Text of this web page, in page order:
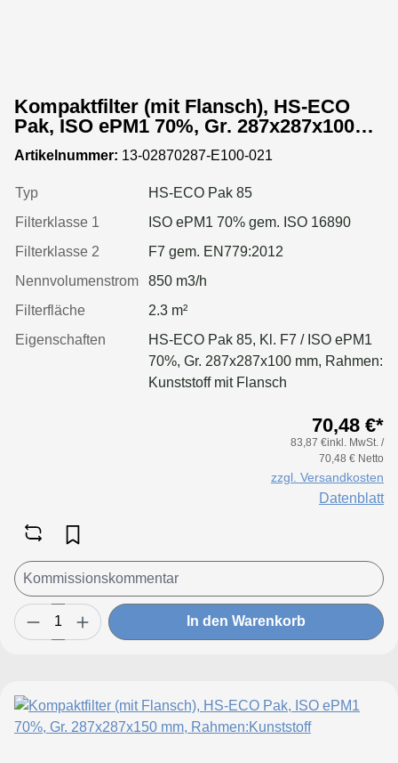
Kompaktfilter (mit Flansch), HS-ECO
Pak, ISO ePM1 70%, Gr. 287x287x100
mm, Rahmen:Kunststoff
Artikelnummer: 13-02870287-E100-021
Typ
HS-ECO Pak 85
Filterklasse 1
ISO ePM1 70% gem. ISO 16890
Filterklasse 2
F7 gem. EN779:2012
Nennvolumenstrom
850 m3/h
Filterfläche
2.3 m²
Eigenschaften
HS-ECO Pak 85, Kl. F7 / ISO ePM1
70%, Gr. 287x287x100 mm, Rahmen:
Kunststoff mit Flansch
70,48 €*
83,87 €inkl. MwSt. /
70,48 € Netto
zzgl. Versandkosten
Datenblatt
In den Warenkorb